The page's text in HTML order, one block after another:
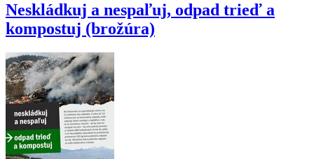
Neskládkuj a nespaľuj, odpad trieď a
kompostuj (brožúra)